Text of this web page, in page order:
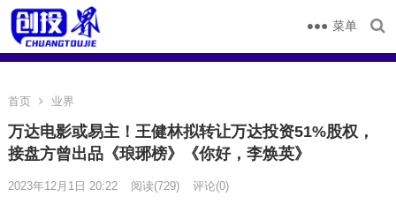
菜单
首页 业界
万达电影或易主！王健林拟转让万达投资51%股权，
接盘方曾出品《琅琊榜》《你好，李焕英》
2023年12月1日 20:22 阅读(729) 评论(0)